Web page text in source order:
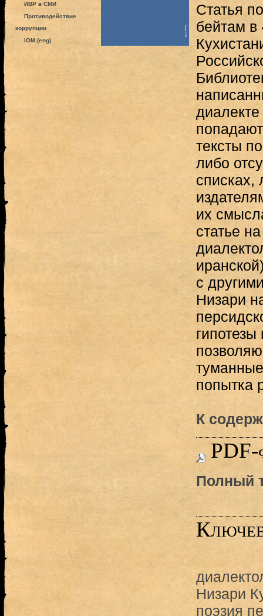
ИВР в СМИ
Противодействие
коррупции
IOM (eng)
Статья
бейтам в
тексты
либо
списках,
их
статье
с
Низари
попытка
К
PDF-
Полный
Низари
поэзия